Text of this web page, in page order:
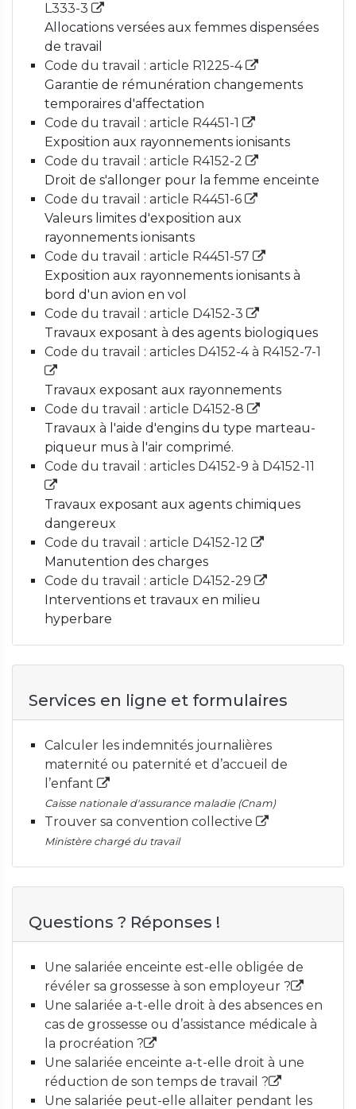
L333-3
Allocations versées aux femmes dispensées
de travail
Code du travail : article R1225-4
Garantie de rémunération changements
temporaires d'affectation
Code du travail : article R4451-1
Exposition aux rayonnements ionisants
Code du travail : article R4152-2
Droit de s'allonger pour la femme enceinte
Code du travail : article R4451-6
Valeurs limites d'exposition aux
rayonnements ionisants
Code du travail : article R4451-57
Exposition aux rayonnements ionisants à
bord d'un avion en vol
Code du travail : article D4152-3
Travaux exposant à des agents biologiques
Code du travail : articles D4152-4 à R4152-7-1
Travaux exposant aux rayonnements
Code du travail : article D4152-8
Travaux à l'aide d'engins du type marteau-
piqueur mus à l'air comprimé.
Code du travail : articles D4152-9 à D4152-11
Travaux exposant aux agents chimiques
dangereux
Code du travail : article D4152-12
Manutention des charges
Code du travail : article D4152-29
Interventions et travaux en milieu
hyperbare
Services en ligne et formulaires
Calculer les indemnités journalières
maternité ou paternité et d’accueil de
l’enfant
Caisse nationale d'assurance maladie (Cnam)
Trouver sa convention collective
Ministère chargé du travail
Questions ? Réponses !
Une salariée enceinte est-elle obligée de
révéler sa grossesse à son employeur ?
Une salariée a-t-elle droit à des absences en
cas de grossesse ou d’assistance médicale à
la procréation ?
Une salariée enceinte a-t-elle droit à une
réduction de son temps de travail ?
Une salariée peut-elle allaiter pendant les